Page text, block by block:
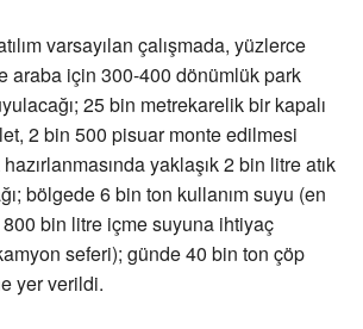
varsayılan çalışmada, yüzlerce
araba için 300-400 dönümlük park
25 bin metrekarelik bir kapalı
2 bin 500 pisuar monte edilmesi
yaklaşık 2 bin litre atık
bölgede 6 bin ton kullanım suyu (en
bin litre içme suyuna ihtiyaç
seferi); günde 40 bin ton çöp
yer verildi.